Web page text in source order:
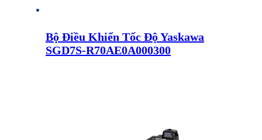
Bộ Điều Khiển Tốc Độ Yaskawa
SGD7S-R70AE0A000300